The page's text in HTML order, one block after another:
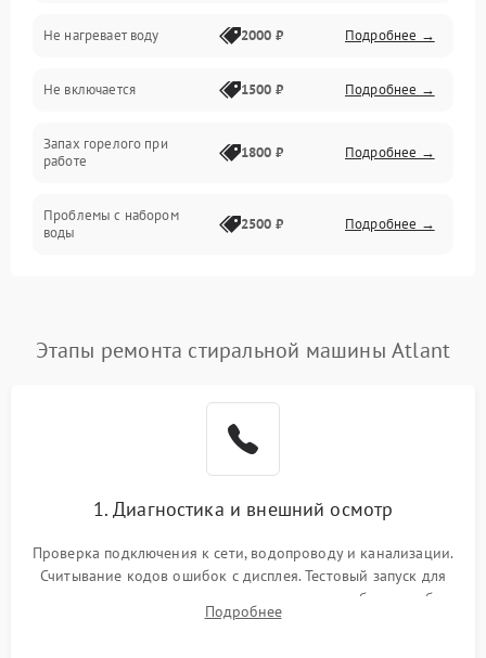
Программное обеспечение
Не нагревает воду 2000 ₽ Подробнее →
Не включается 1500 ₽ Подробнее →
Запах горелого при
работе
1800 ₽ Подробнее →
Проблемы с набором
воды
2500 ₽ Подробнее →
Замена платы управления Подробнее →
Этапы ремонта стиральной машины Atlant
1. Диагностика и внешний осмотр
Проверка подключения к сети, водопроводу и канализации.
Считывание кодов ошибок с дисплея. Тестовый запуск для
выявления посторонних шумов, протечек или сбоев в работе
электронного модуля управления.
Подробнее